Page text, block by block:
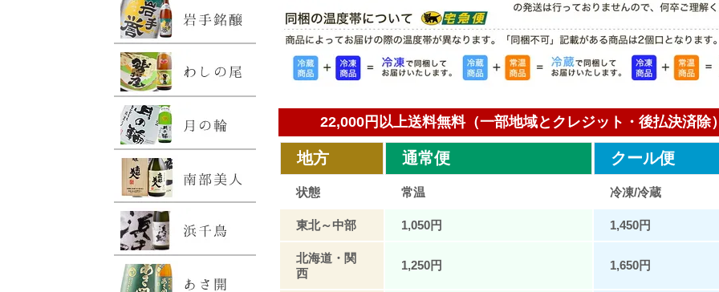
22,000円以上送料無料（一部地域とクレジット・後払決済
地方 通常便 クール便
状態 常温 冷凍/冷蔵
東北～中部 1,050円 1,450円
北海道・関
西
1,250円 1,650円